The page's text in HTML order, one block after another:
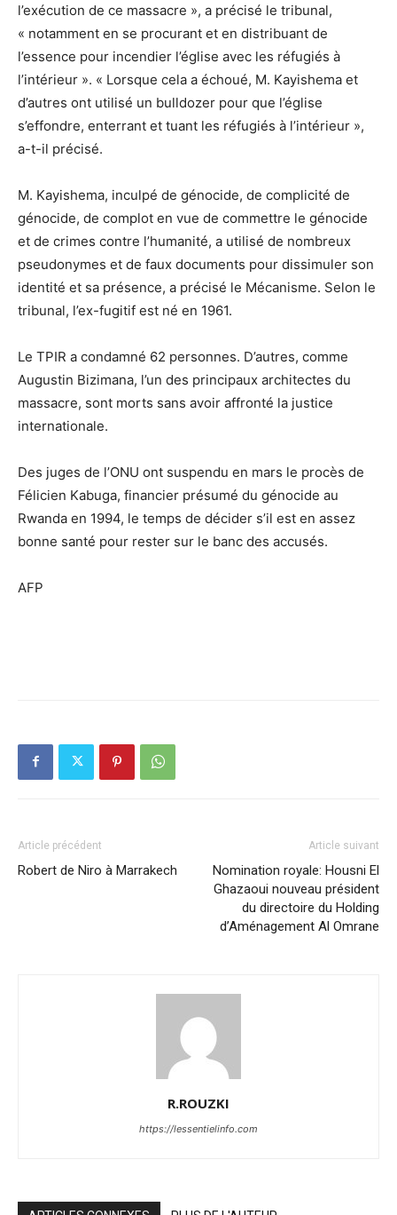
l’exécution de ce massacre », a précisé le tribunal,
« notamment en se procurant et en distribuant de
l’essence pour incendier l’église avec les réfugiés à
l’intérieur ». « Lorsque cela a échoué, M. Kayishema et
d’autres ont utilisé un bulldozer pour que l’église
s’effondre, enterrant et tuant les réfugiés à l’intérieur »,
a-t-il précisé.
M. Kayishema, inculpé de génocide, de complicité de
génocide, de complot en vue de commettre le génocide
et de crimes contre l’humanité, a utilisé de nombreux
pseudonymes et de faux documents pour dissimuler son
identité et sa présence, a précisé le Mécanisme. Selon le
tribunal, l’ex-fugitif est né en 1961.
Le TPIR a condamné 62 personnes. D’autres, comme
Augustin Bizimana, l’un des principaux architectes du
massacre, sont morts sans avoir affronté la justice
internationale.
Des juges de l’ONU ont suspendu en mars le procès de
Félicien Kabuga, financier présumé du génocide au
Rwanda en 1994, le temps de décider s’il est en assez
bonne santé pour rester sur le banc des accusés.
AFP
Article précédent
Robert de Niro à Marrakech
Article suivant
Nomination royale: Housni El
Ghazaoui nouveau président
du directoire du Holding
d’Aménagement Al Omrane
R.ROUZKI
https://lessentielinfo.com